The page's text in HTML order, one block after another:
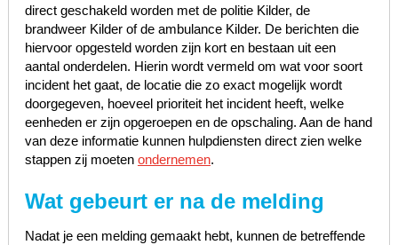
direct geschakeld worden met de politie Kilder, de
brandweer Kilder of de ambulance Kilder. De berichten die
hiervoor opgesteld worden zijn kort en bestaan uit een
aantal onderdelen. Hierin wordt vermeld om wat voor soort
incident het gaat, de locatie die zo exact mogelijk wordt
doorgegeven, hoeveel prioriteit het incident heeft, welke
eenheden er zijn opgeroepen en de opschaling. Aan de hand
van deze informatie kunnen hulpdiensten direct zien welke
stappen zij moeten ondernemen.
Wat gebeurt er na de melding
Nadat je een melding gemaakt hebt, kunnen de betreffende